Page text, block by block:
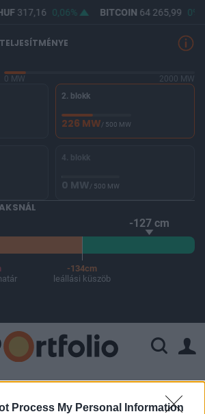
Process My Personal Information
317,16 0,06% BITCOIN 64 265,99 0%
0 MW
2000 MW
2. blokk
226 MW/ 500 MW
4. blokk
0 MW/ 500 MW
-127 cm
-134cm
leállási küszöb